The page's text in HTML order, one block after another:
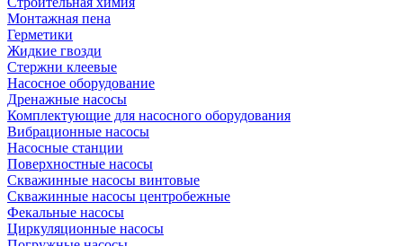
Монтажная пена
Герметики
Жидкие гвозди
Стержни клеевые
Насосное оборудование
Дренажные насосы
Комплектующие для насосного оборудования
Вибрационные насосы
Насосные станции
Поверхностные насосы
Скважинные насосы винтовые
Скважинные насосы центробежные
Фекальные насосы
Циркуляционные насосы